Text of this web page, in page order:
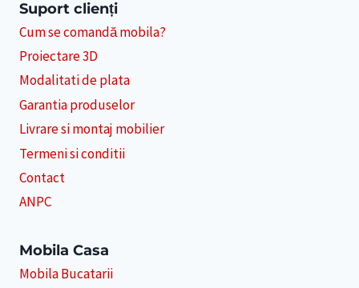
Suport clienți
Cum se comandă mobila?
Proiectare 3D
Modalitati de plata
Garantia produselor
Livrare si montaj mobilier
Termeni si conditii
Contact
ANPC
Mobila Casa
Mobila Bucatarii